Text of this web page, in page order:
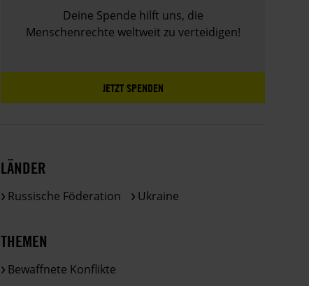
Deine Spende hilft uns, die
Menschenrechte weltweit zu verteidigen!
JETZT SPENDEN
LÄNDER
Russische Föderation Ukraine
THEMEN
Bewaffnete Konflikte